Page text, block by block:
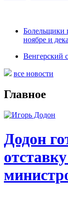
Болельщики
ноябре и
Венгерский
все новости
Главное
Додон